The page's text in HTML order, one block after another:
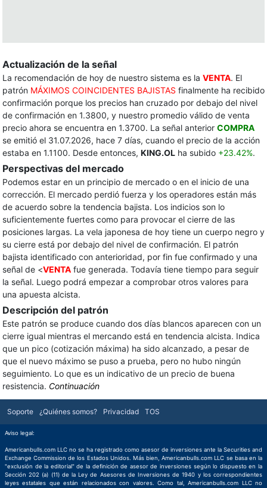
Actualización de la señal
La recomendación de hoy de nuestro sistema es la VENTA. El
patrón MÁXIMOS COINCIDENTES BAJISTAS finalmente ha recibido
confirmación porque los precios han cruzado por debajo del nivel
de confirmación en 1.3800, y nuestro promedio válido de venta
precio ahora se encuentra en 1.3700. La señal anterior COMPRA
se emitió el 31.07.2026, hace 7 días, cuando el precio de la acción
estaba en 1.1100. Desde entonces, KING.OL ha subido +23.42%.
Perspectivas del mercado
Podemos estar en un principio de mercado o en el inicio de una
corrección. El mercado perdió fuerza y ​​los operadores están más
de acuerdo sobre la tendencia bajista. Los indicios son lo
suficientemente fuertes como para provocar el cierre de las
posiciones largas. La vela japonesa de hoy tiene un cuerpo negro y
su cierre está por debajo del nivel de confirmación. El patrón
bajista identificado con anterioridad, por fin fue confirmado y una
señal de <VENTA fue generada. Todavía tiene tiempo para seguir
la señal. Luego podrá empezar a comprobar otros valores para
una apuesta alcista.
Descripción del patrón
Este patrón se produce cuando dos días blancos aparecen con un
cierre igual mientras el mercando está en tendencia alcista. Indica
que un pico (cotización máxima) ha sido alcanzado, a pesar de
que el nuevo máximo se puso a prueba, pero no hubo ningún
seguimiento. Lo que es un indicativo de un precio de buena
resistencia. Continuación
Soporte ¿Quiénes somos? Privacidad TOS
Aviso legal:
Americanbulls.com LLC no se ha registrado como asesor de inversiones ante la Securities and
Exchange Commission de los Estados Unidos. Más bien, Americanbulls.com LLC se basa en la
"exclusión de la editorial" de la definición de asesor de inversiones según lo dispuesto en la
Sección 202 (a) (11) de la Ley de Asesores de Inversiones de 1940 y los correspondientes
leyes estatales que están relacionados con valores. Como tal, Americanbulls.com LLC no